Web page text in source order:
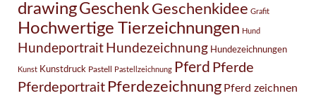
drawingGeschenkGeschenkidee Grafit
Hochwertige Tierzeichnungen Hund
Hundeportrait Hundezeichnung Hundezeichnungen
Kunst Kunstdruck Pastell Pastellzeichnung Pferd Pferde
Pferdeportrait Pferdezeichnung Pferd zeichnen